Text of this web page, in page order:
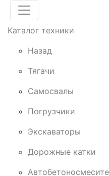
Каталог техники
Назад
Тягачи
Cамосвалы
Погрузчики
Экскаваторы
Дорожные катки